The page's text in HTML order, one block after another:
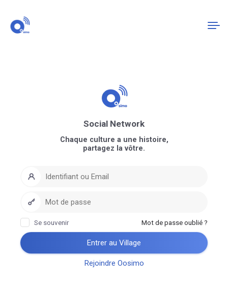
Social Network
Chaque culture a une histoire,
partagez la vôtre.
Se souvenir Mot de passe oublié ?
Entrer au Village
Rejoindre Oosimo